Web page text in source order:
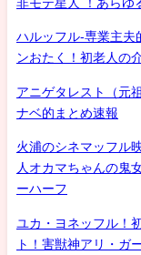
非モテ星人 ！あらゆ
ハルッフル-専業主夫
ンおたく！初老人の
アニゲタレスト（元
ナベ的まとめ速報
火浦のシネマッフル
人オカマちゃんの鬼
ーハーフ
ユカ・ヨネッフル！
ト！害獣神アリ・ガ